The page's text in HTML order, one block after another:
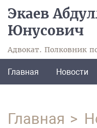
Экаев
Юнусович
Адвокат. Полковник
Главная Новости
Главная